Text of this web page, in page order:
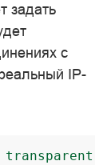
задать
с
IP-
transparent